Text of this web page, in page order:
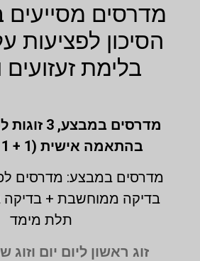
מדרסים
הסיכון לפציעות
בלימת זעזועים
מדרסים במבצע,
3
בהתאמה אישית (1 + 1 + 1 חינם)
מדרסים במבצע: מדרסים
בדיקה ממוחשבת + בדיקה
תלת מימד
זוג ראשון ליום יום וזוג